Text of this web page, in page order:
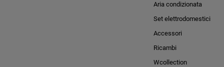
Aria condizionata
Set elettrodomestici
Accessori
Ricambi
Wcollection